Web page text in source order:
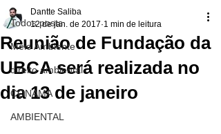
Todos posts
Meio Ambiente
direito ambiental
CONAMA
AMBIENTAL
Reunião de Fundação da
UBCA será realizada no
dia 13 de janeiro
Dantte Saliba
12 de jan. de 2017 1 min de leitura